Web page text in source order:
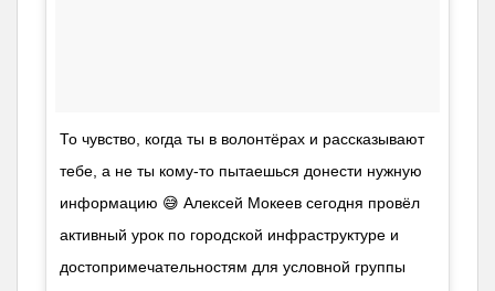
То чувство, когда ты в волонтёрах и рассказывают
тебе, а не ты кому-то пытаешься донести нужную
информацию 😅 Алексей Мокеев сегодня провёл
активный урок по городской инфраструктуре и
достопримечательностям для условной группы